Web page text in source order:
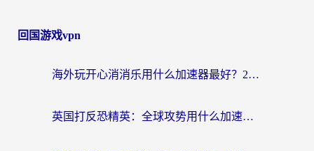
回国游戏vpn
海外玩开心消消乐用什么加速器最好？2026真实体验指南，告别延迟卡顿
英国打反恐精英：全球攻势用什么加速器？2026年实测有效的国服游戏加速指南